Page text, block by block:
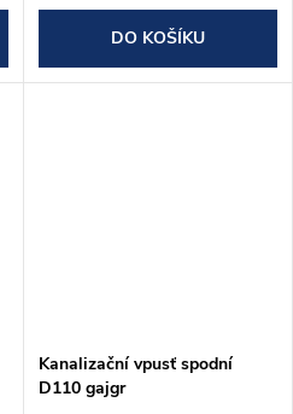
DO KOŠÍKU
Kanalizační vpusť spodní
D110 gajgr